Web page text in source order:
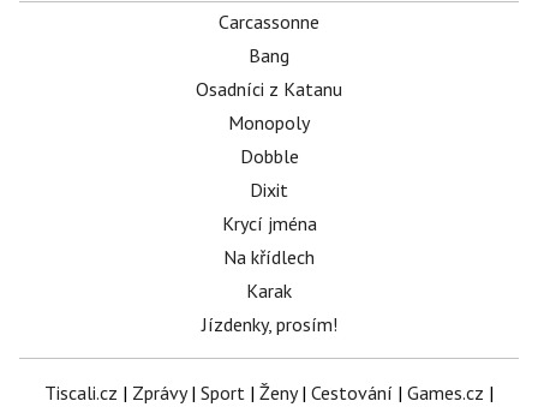
Carcassonne
Bang
Osadníci z Katanu
Monopoly
Dobble
Dixit
Krycí jména
Na křídlech
Karak
Jízdenky, prosím!
Tiscali.cz | Zprávy| Sport | Ženy| Cestování | Games.cz |